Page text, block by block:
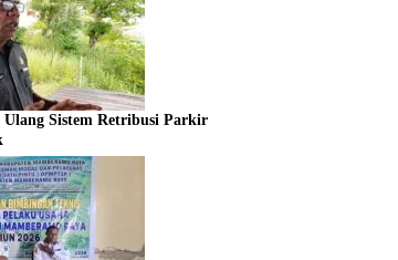
Ulang Sistem Retribusi Parkir